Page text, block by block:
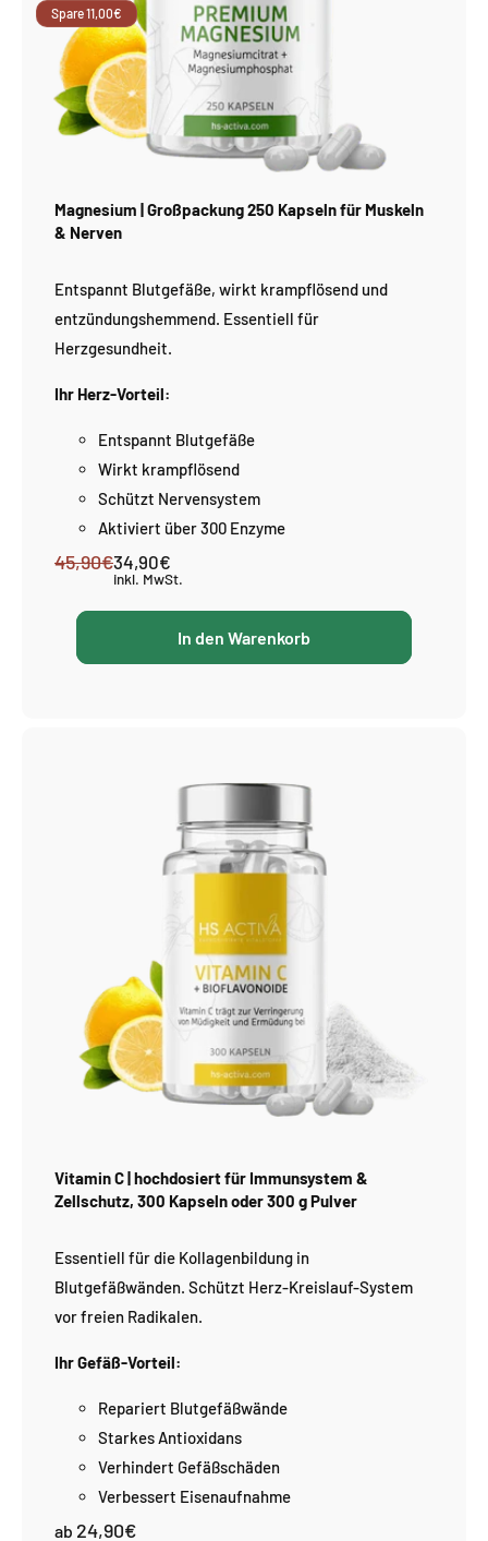
Spare 11,00€
Magnesium | Großpackung 250 Kapseln für Muskeln
& Nerven
Entspannt Blutgefäße, wirkt krampflösend und
entzündungshemmend. Essentiell für
Herzgesundheit.
Ihr Herz-Vorteil:
Entspannt Blutgefäße
Wirkt krampflösend
Schützt Nervensystem
Aktiviert über 300 Enzyme
Normaler
45,90€
Verkaufspreis
34,90€
inkl. MwSt.
In den Warenkorb
Vitamin C | hochdosiert für Immunsystem &
Zellschutz, 300 Kapseln oder 300 g Pulver
Essentiell für die Kollagenbildung in
Blutgefäßwänden. Schützt Herz-Kreislauf-System
vor freien Radikalen.
Ihr Gefäß-Vorteil:
Repariert Blutgefäßwände
Starkes Antioxidans
Verhindert Gefäßschäden
Verbessert Eisenaufnahme
ab Normaler
24,90€